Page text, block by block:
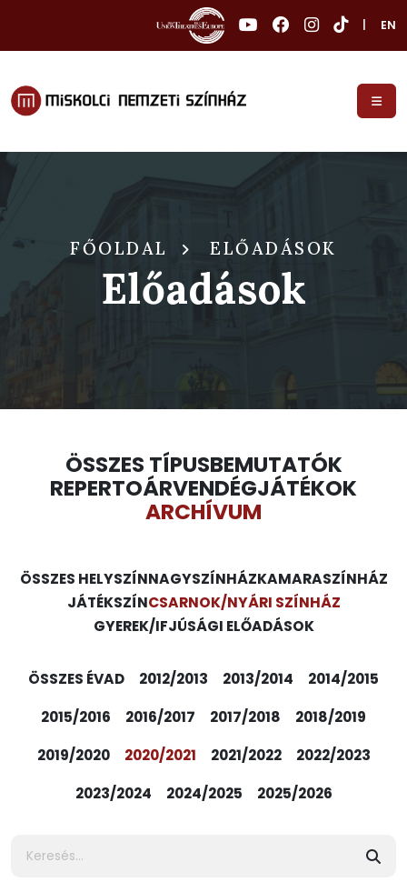
EN
FŐOLDAL ELŐADÁSOK
Előadások
ÖSSZES TÍPUSBEMUTATÓK
REPERTOÁRVENDÉGJÁTÉKOK
ARCHÍVUM
ÖSSZES HELYSZÍNNAGYSZÍNHÁZKAMARASZÍNHÁZ
JÁTÉKSZÍNCSARNOK/NYÁRI SZÍNHÁZ
GYEREK/IFJÚSÁGI ELŐADÁSOK
ÖSSZES ÉVAD 2012/2013 2013/2014
2014/2015
2015/2016
2016/2017 2017/2018
2018/2019
2019/2020
2020/2021 2021/2022
2022/2023
2023/2024
2024/2025 2025/2026